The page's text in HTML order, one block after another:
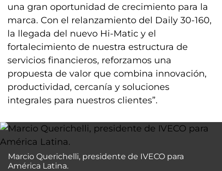
una gran oportunidad de crecimiento para la
marca. Con el relanzamiento del Daily 30-160,
la llegada del nuevo Hi-Matic y el
fortalecimiento de nuestra estructura de
servicios financieros, reforzamos una
propuesta de valor que combina innovación,
productividad, cercanía y soluciones
integrales para nuestros clientes”.
Marcio Querichelli, presidente de IVECO para
América Latina.